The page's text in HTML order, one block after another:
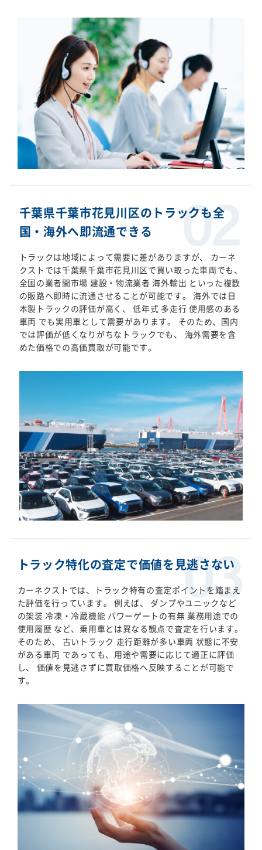
千葉県千葉市花見川区のトラックも全
国・海外へ即流通できる
トラックは地域によって需要に差がありますが、 カーネ
クストでは千葉県千葉市花見川区で買い取った車両でも、
全国の業者間市場 建設・物流業者 海外輸出 といった複数
の販路へ即時に流通させることが可能です。 海外では日
本製トラックの評価が高く、 低年式 多走行 使用感のある
車両 でも実用車として需要があります。 そのため、国内
では評価が低くなりがちなトラックでも、 海外需要を含
めた価格での高価買取が可能です。
トラック特化の査定で価値を見逃さない
カーネクストでは、トラック特有の査定ポイントを踏まえ
た評価を行っています。 例えば、 ダンプやユニックなど
の架装 冷凍・冷蔵機能 パワーゲートの有無 業務用途での
使用履歴 など、乗用車とは異なる観点で査定を行います。
そのため、 古いトラック 走行距離が多い車両 状態に不安
がある車両 であっても、用途や需要に応じて適正に評価
し、 価値を見逃さずに買取価格へ反映することが可能で
す。